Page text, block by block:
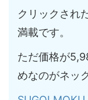
クリックされ
満載です。
ただ価格が
めなのがネック